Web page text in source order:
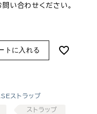
い合わせください。
トに入れる
ストラップ
ストラップ